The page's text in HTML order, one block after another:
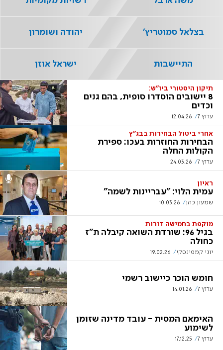
תיקון היסטורי ביו"ש:
8 יישובים הוסדרו סופית, בהם גנים
וכדים
ערוץ 7 12.04.26
אחרי ביטול הבחירות בבג"ץ
הבחירות החוזרות בעכו: ספירת
הקולות החלה
ערוץ 7 24.03.26
ראיון
עמית הלוי: "עבריינות לשמה"
שמעון כהן 10.03.26
מוקפת בחמישה דורות
בגיל 96: שורדת השואה קיבלה ת"ז
כחולה
יוני קמפינסקי 19.02.26
חומש הוכר כיישוב רשמי
ערוץ 7 14.01.26
האימאם המסית - עובד מדינה שזומן
לשימוע
ערוץ 7 17.12.25
בצלאל סמוטריץ' יהודה ושומרון
התיישבות ישראל אוזן